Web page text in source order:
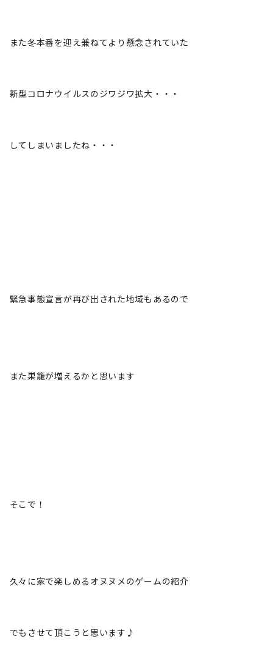
また冬本番を迎え兼ねてより懸念されていた
新型コロナウイルスのジワジワ拡大・・・
してしまいましたね・・・
緊急事態宣言が再び出された地域もあるので
また巣籠が増えるかと思います
そこで！
久々に家で楽しめるオヌヌメのゲームの紹介
でもさせて頂こうと思います♪